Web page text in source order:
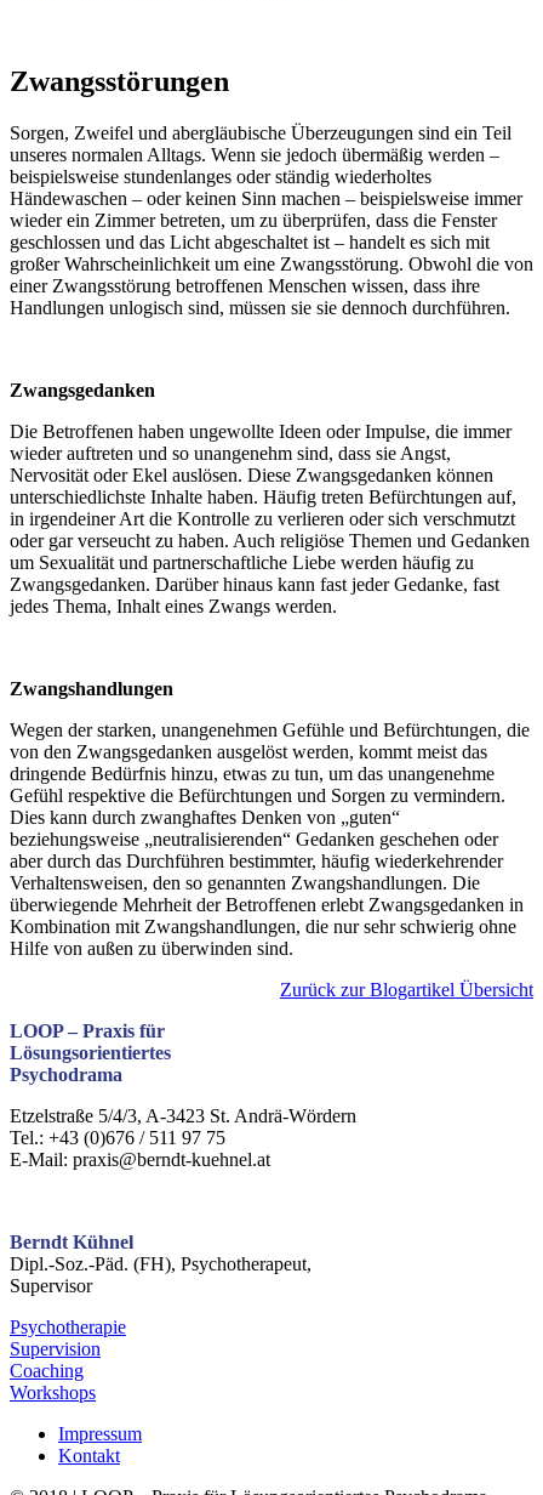
Zwangsstörungen
Sorgen, Zweifel und abergläubische Überzeugungen sind ein Teil
unseres normalen Alltags. Wenn sie jedoch übermäßig werden –
beispielsweise stundenlanges oder ständig wiederholtes
Händewaschen – oder keinen Sinn machen – beispielsweise immer
wieder ein Zimmer betreten, um zu überprüfen, dass die Fenster
geschlossen und das Licht abgeschaltet ist – handelt es sich mit
großer Wahrscheinlichkeit um eine Zwangsstörung. Obwohl die von
einer Zwangsstörung betroffenen Menschen wissen, dass ihre
Handlungen unlogisch sind, müssen sie sie dennoch durchführen.
Zwangsgedanken
Die Betroffenen haben ungewollte Ideen oder Impulse, die immer
wieder auftreten und so unangenehm sind, dass sie Angst,
Nervosität oder Ekel auslösen. Diese Zwangsgedanken können
unterschiedlichste Inhalte haben. Häufig treten Befürchtungen auf,
in irgendeiner Art die Kontrolle zu verlieren oder sich verschmutzt
oder gar verseucht zu haben. Auch religiöse Themen und Gedanken
um Sexualität und partnerschaftliche Liebe werden häufig zu
Zwangsgedanken. Darüber hinaus kann fast jeder Gedanke, fast
jedes Thema, Inhalt eines Zwangs werden.
Zwangshandlungen
Wegen der starken, unangenehmen Gefühle und Befürchtungen, die
von den Zwangsgedanken ausgelöst werden, kommt meist das
dringende Bedürfnis hinzu, etwas zu tun, um das unangenehme
Gefühl respektive die Befürchtungen und Sorgen zu vermindern.
Dies kann durch zwanghaftes Denken von „guten“
beziehungsweise „neutralisierenden“ Gedanken geschehen oder
aber durch das Durchführen bestimmter, häufig wiederkehrender
Verhaltensweisen, den so genannten Zwangshandlungen. Die
überwiegende Mehrheit der Betroffenen erlebt Zwangsgedanken in
Kombination mit Zwangshandlungen, die nur sehr schwierig ohne
Hilfe von außen zu überwinden sind.
Zurück zur Blogartikel Übersicht
LOOP – Praxis für
Lösungsorientiertes
Psychodrama
Etzelstraße 5/4/3, A-3423 St. Andrä-Wördern
Tel.: +43 (0)676 / 511 97 75
E-Mail: praxis@berndt-kuehnel.at
Berndt Kühnel
Dipl.-Soz.-Päd. (FH), Psychotherapeut,
Supervisor
Psychotherapie
Supervision
Coaching
Workshops
Impressum
Kontakt